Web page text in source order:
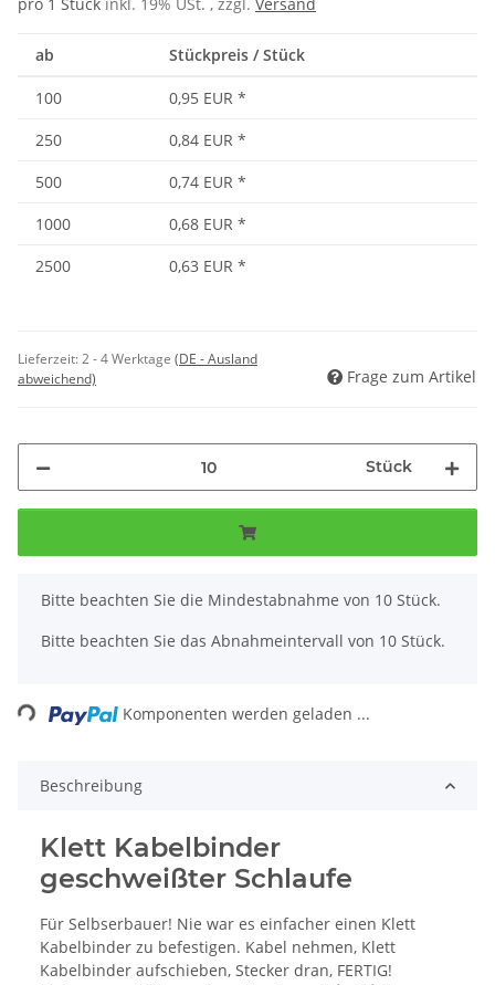
ab Stückpreis / Stück
100 0,95 EUR *
250
0,84 EUR *
500
0,74 EUR *
1000
0,68 EUR *
2500
0,63 EUR *
Lieferzeit:2 - 4 Werktage (DE - Ausland
abweichend)
Frage zum Artikel
Stück
x
Bitte beachten Sie die Mindestabnahme von 10 Stück.
Bitte beachten Sie das Abnahmeintervall von 10 Stück.
Komponenten werden geladen ...
Beschreibung
Klett Kabelbinder
geschweißter Schlaufe
Für Selbserbauer! Nie war es einfacher einen Klett
Kabelbinder zu befestigen. Kabel nehmen, Klett
Kabelbinder aufschieben, Stecker dran, FERTIG!